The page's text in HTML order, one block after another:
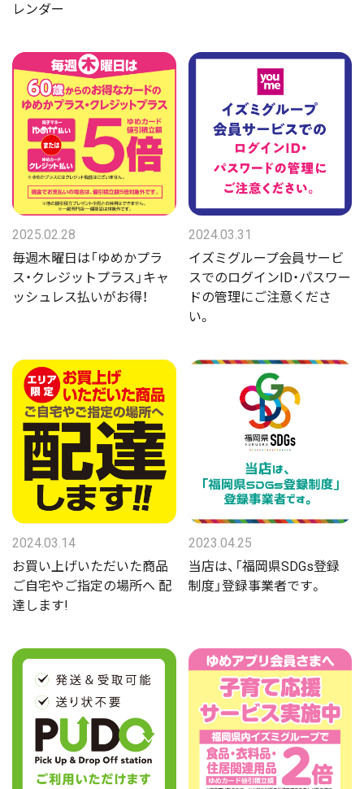
レンダー
2025.02.28
毎週木曜日は「ゆめかプラ
ス・クレジットプラス」キャ
ッシュレス払いがお得！
2024.03.31
イズミグループ会員サービ
スでのログインID・パスワー
ドの管理にご注意くださ
い。
2024.03.14
お買い上げいただいた商品
ご自宅やご指定の場所へ 配
達します!
2023.04.25
当店は、「福岡県SDGs登録
制度」登録事業者です。